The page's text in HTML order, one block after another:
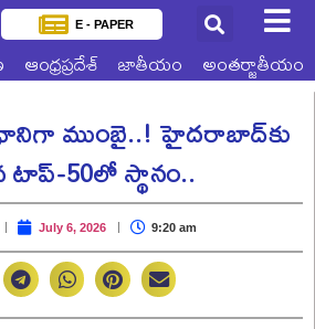
E - PAPER
ఆంధ్రప్రదేశ్ జాతీయం అంతర్జాతీయం
ముంబై..! హైదరాబాద్‌కు
టాప్-50లో స్థానం..
July 6, 2026 9:20 am